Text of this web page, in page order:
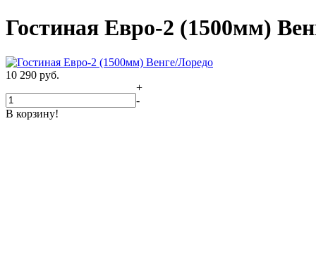
Гостиная Евро-2 (1500мм)
10 290 руб.
+
-
В корзину!